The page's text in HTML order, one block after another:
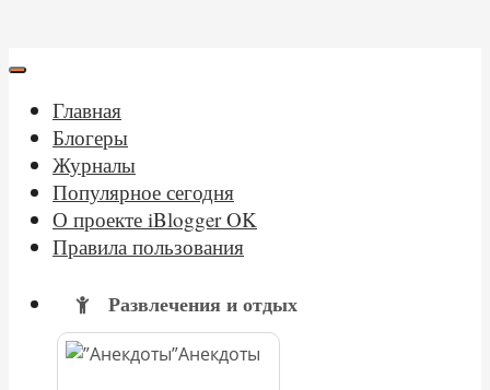
Главная
Блогеры
Журналы
Популярное сегодня
О проекте iBlogger OK
Правила пользования
Развлечения и отдых
Анекдоты